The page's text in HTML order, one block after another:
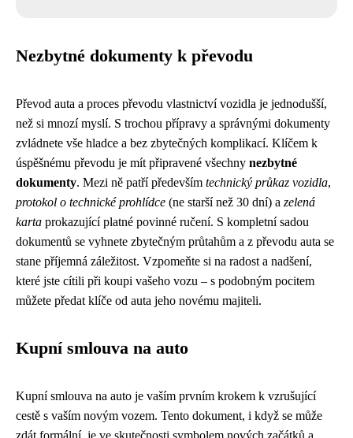
Nezbytné dokumenty k převodu
Převod auta a proces převodu vlastnictví vozidla je jednodušší,
než si mnozí myslí. S trochou přípravy a správnými dokumenty
zvládnete vše hladce a bez zbytečných komplikací. Klíčem k
úspěšnému převodu je mít připravené všechny nezbytné
dokumenty. Mezi ně patří především technický průkaz vozidla,
protokol o technické prohlídce (ne starší než 30 dní) a zelená
karta prokazující platné povinné ručení. S kompletní sadou
dokumentů se vyhnete zbytečným průtahům a z převodu auta se
stane příjemná záležitost. Vzpomeňte si na radost a nadšení,
které jste cítili při koupi vašeho vozu – s podobným pocitem
můžete předat klíče od auta jeho novému majiteli.
Kupní smlouva na auto
Kupní smlouva na auto je vaším prvním krokem k vzrušující
cestě s vaším novým vozem. Tento dokument, i když se může
zdát formální, je ve skutečnosti symbolem nových začátků a